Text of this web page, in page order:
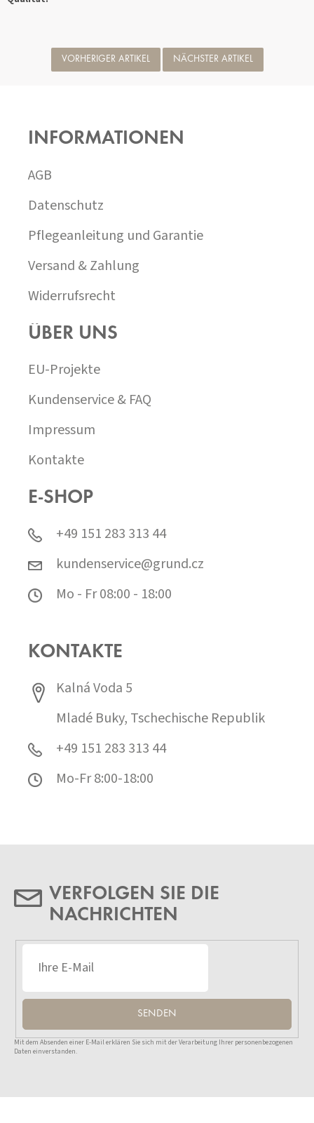
VORHERIGER ARTIKEL NÄCHSTER ARTIKEL
INFORMATIONEN
AGB
Datenschutz
Pflegeanleitung und Garantie
Versand & Zahlung
Widerrufsrecht
ÜBER UNS
EU-Projekte
Kundenservice & FAQ
Impressum
Kontakte
E-SHOP
+49 151 283 313 44
kundenservice@grund.cz
Mo - Fr 08:00 - 18:00
KONTAKTE
Kalná Voda 5
Mladé Buky, Tschechische Republik
+49 151 283 313 44
Mo-Fr 8:00-18:00
VERFOLGEN SIE DIE
NACHRICHTEN
SENDEN
Mit dem Absenden einer E-Mail erklären Sie sich mit der Verarbeitung Ihrer personenbezogenen
Daten einverstanden.